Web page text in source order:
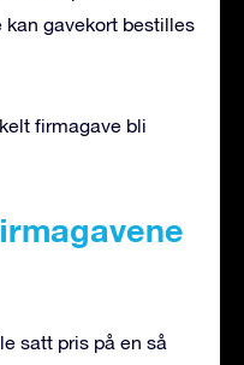
kan gavekort bestilles
firmagave bli
satt pris på en så